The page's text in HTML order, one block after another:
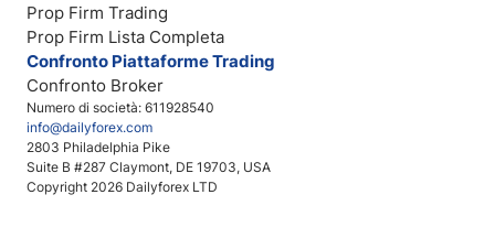
Numero di società: 611928540
info@dailyforex.com
2803 Philadelphia Pike
Suite B #287 Claymont, DE 19703, USA
Copyright 2026 Dailyforex LTD
Prop Firm Trading
Prop Firm Lista Completa
Confronto Piattaforme Trading
Confronto Broker